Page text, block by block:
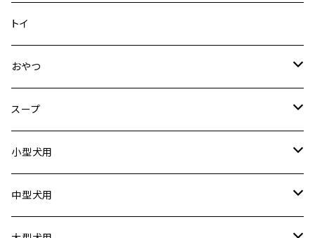
その他
カーシートアタッチメント
クリック
ドライブシートカバー
ドライブボックス
トイ
おやつ
犬用
猫用
スープ
犬用
猫用
小型犬用
リード
中型犬用